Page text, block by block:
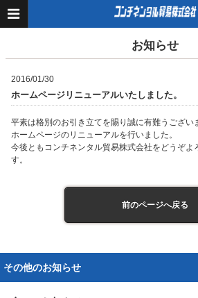
お知らせ
2016/01/30
ホームページリニューアルいたしました。
平素は格別のお引き立てを賜り誠に有難うござい
ホームページのリニューアルを行いました。
今後ともコンチネンタル貿易株式会社をどうぞよ
す。
前のページへ戻る
その他のお知らせ